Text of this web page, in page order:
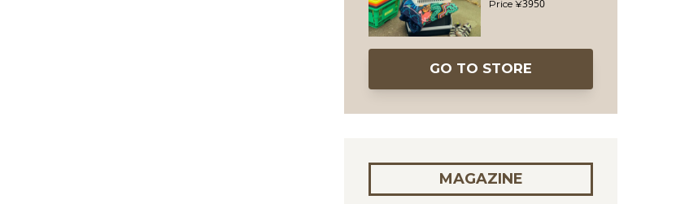
3950
GO TO STORE
MAGAZINE